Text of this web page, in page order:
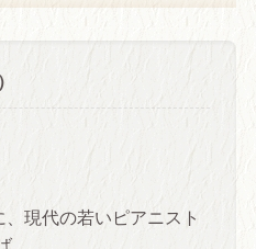
現代の若いピアニスト